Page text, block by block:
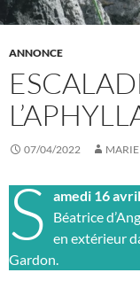
ANNONCE
07/04/2022
S amedi 16
Béatrice
en extérieur
Gardon.